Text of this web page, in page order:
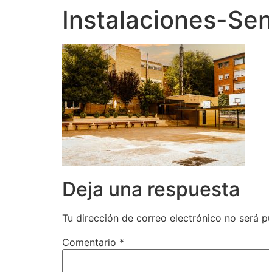
Instalaciones-
Deja una respuesta
Tu dirección de correo electrónico no será
Comentario *